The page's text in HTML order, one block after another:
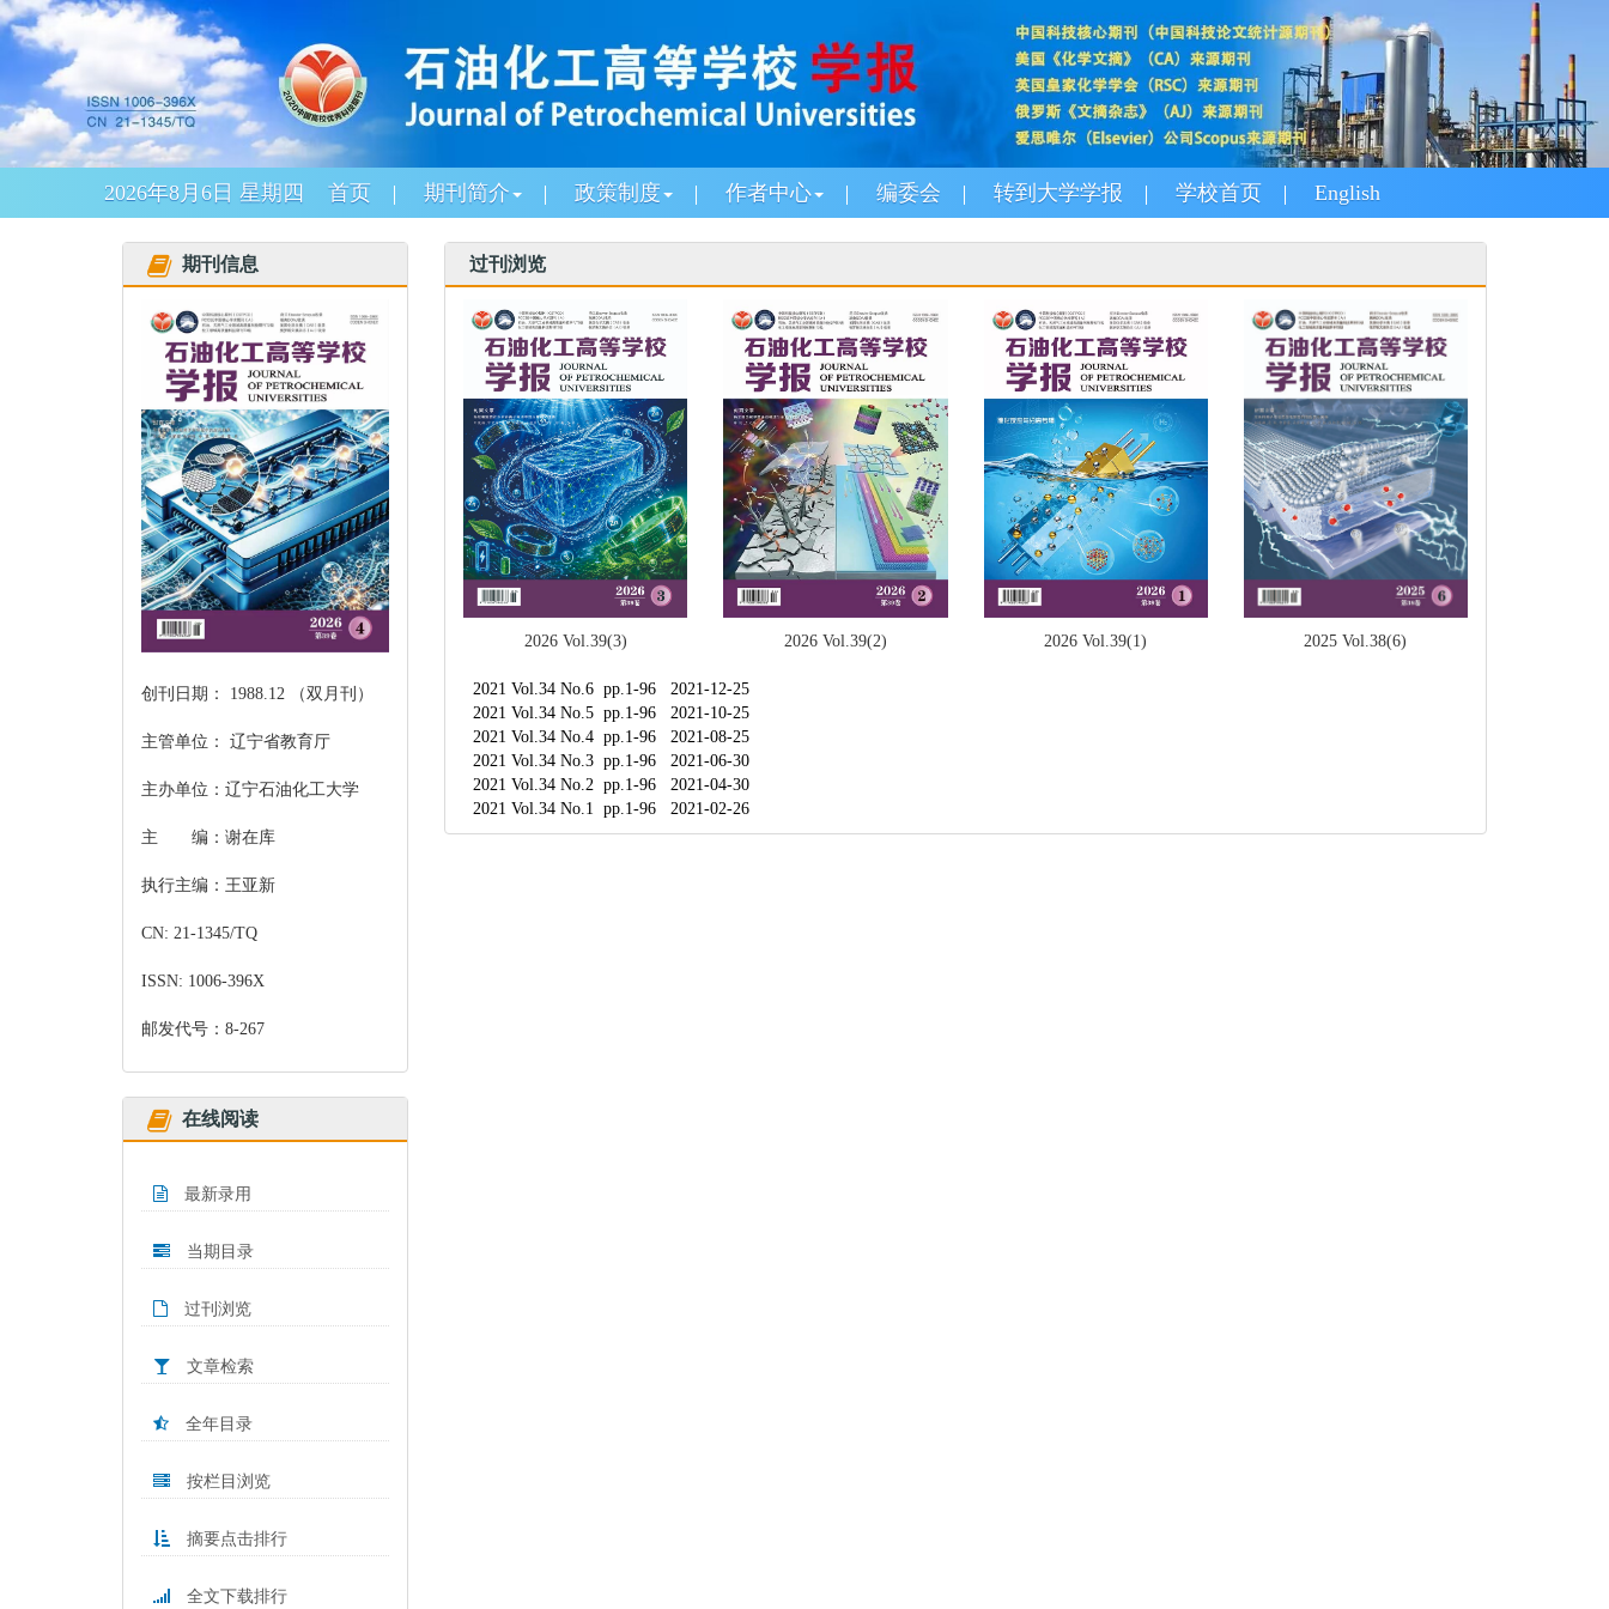
2026年8月6日 星期四 首页 期刊简介 政策制度 作者中心 编委会 转到大学学报 学校首页 English
过刊浏览
2026 Vol.39(3) 2026 Vol.39(2) 2026 Vol.39(1) 2025 Vol.38(6)
2021 Vol.34 No.6 pp.1-96 2021-12-25
2021 Vol.34 No.5 pp.1-96 2021-10-25
2021 Vol.34 No.4 pp.1-96 2021-08-25
2021 Vol.34 No.3 pp.1-96 2021-06-30
2021 Vol.34 No.2 pp.1-96 2021-04-30
2021 Vol.34 No.1 pp.1-96 2021-02-26
期刊信息
创刊日期： 1988.12 （双月刊）
主管单位： 辽宁省教育厅
主办单位：辽宁石油化工大学
主 编：谢在库
执行主编：王亚新
CN: 21-1345/TQ
ISSN: 1006-396X
邮发代号：8-267
在线阅读
最新录用
当期目录
过刊浏览
文章检索
全年目录
按栏目浏览
摘要点击排行
全文下载排行